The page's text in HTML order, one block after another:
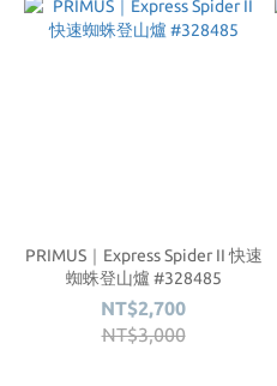
PRIMUS｜Express Spider II 快速
蜘蛛登山爐 #328485
NT$2,700
NT$3,000